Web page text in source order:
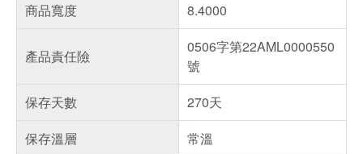
商品寬度
8.4000
產品責任險
0506字第22AML0000550
號
保存天數
270天
保存溫層
常溫